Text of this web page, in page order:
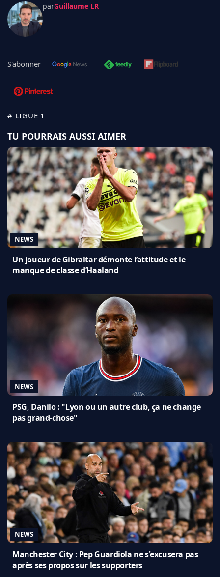
parGuillaume LR
S'abonner
# LIGUE 1
TU POURRAIS AUSSI AIMER
NEWS
Un joueur de Gibraltar démonte l’attitude et le
manque de classe d’Haaland
NEWS
PSG, Danilo : "Lyon ou un autre club, ça ne change
pas grand-chose"
NEWS
Manchester City : Pep Guardiola ne s'excusera pas
après ses propos sur les supporters